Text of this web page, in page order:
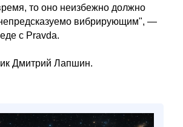
то оно неизбежно должно
вибрирующим", —
с Pravda.
Дмитрий Лапшин.